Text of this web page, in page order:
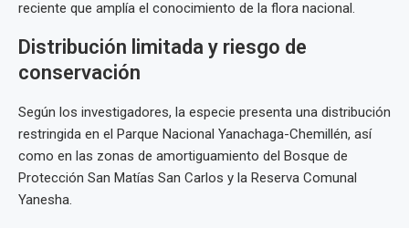
reciente que amplía el conocimiento de la flora nacional.
Distribución limitada y riesgo de
conservación
Según los investigadores, la especie presenta una distribución
restringida en el Parque Nacional Yanachaga-Chemillén, así
como en las zonas de amortiguamiento del Bosque de
Protección San Matías San Carlos y la Reserva Comunal
Yanesha.